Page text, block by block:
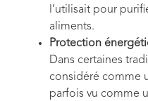
l’utilisait pour
aliments.
Protection
Dans certaines
considéré comme
parfois vu comme